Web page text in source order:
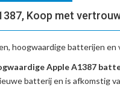
Koop met
hoogwaardige batterijen en
Apple A1387
batterij en is afkomstig